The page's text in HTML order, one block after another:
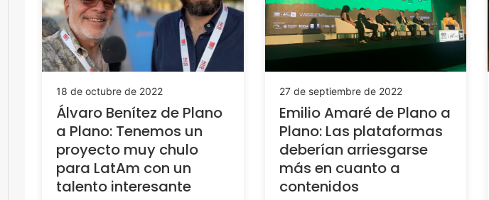
18 de octubre de 2022
Álvaro Benítez de Plano
a Plano: Tenemos un
proyecto muy chulo
para LatAm con un
talento interesante
27 de septiembre de 2022
Emilio Amaré de Plano a
Plano: Las plataformas
deberían arriesgarse
más en cuanto a
contenidos